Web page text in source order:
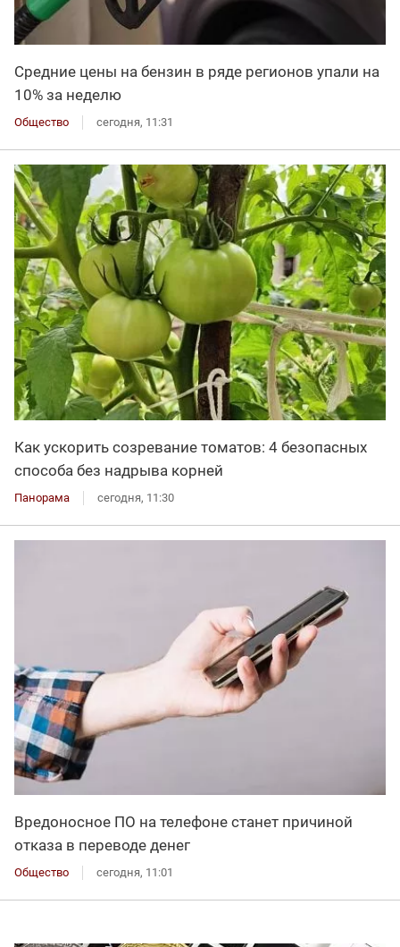
Средние цены на бензин в ряде регионов упали на
10% за неделю
Общество сегодня, 11:31
Как ускорить созревание томатов: 4 безопасных
способа без надрыва корней
Панорама сегодня, 11:30
Вредоносное ПО на телефоне станет причиной
отказа в переводе денег
Общество сегодня, 11:01